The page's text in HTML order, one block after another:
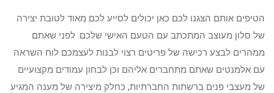
הטיפים אותם הצגנו לכם כאן יכולים לסייע לכם מאוד לטובת יצירה
של סלון מעוצב המתכתב עם הטעם האישי שלכם. לפני שאתם
ממהרים לבצע רכישה של פריטים רצוי לבנות לעצמכם לוח השראה
עם אלמנטים שאתם מתחברים אליהם וכן לבחון עמודים מקצועיים
של מעצבי פנים ברשתות החברתיות, כחלק מיצירה של מענה המגיע